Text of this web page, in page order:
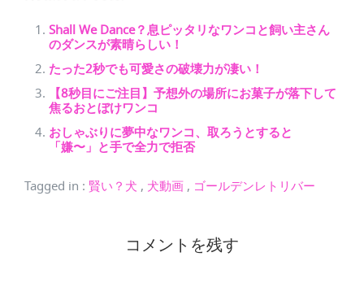
Shall We Dance？息ピッタリなワンコと飼い主さん
のダンスが素晴らしい！
たった2秒でも可愛さの破壊力が凄い！
【8秒目にご注目】予想外の場所にお菓子が落下して
焦るおとぼけワンコ
おしゃぶりに夢中なワンコ、取ろうとすると
「嫌〜」と手で全力で拒否
Tagged in : 賢い？犬 , 犬動画 , ゴールデンレトリバー
コメントを残す